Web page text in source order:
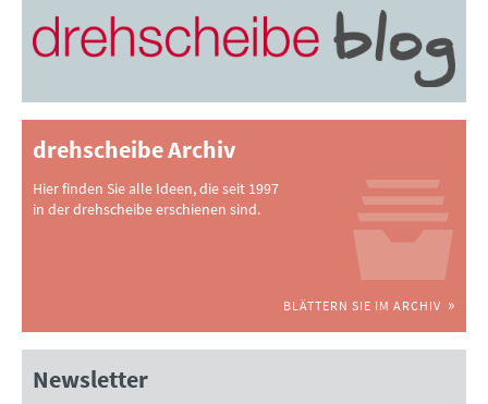
drehscheibe Archiv
Hier finden Sie alle Ideen, die seit 1997
in der drehscheibe erschienen sind.
BLÄTTERN SIE IM ARCHIV
Newsletter